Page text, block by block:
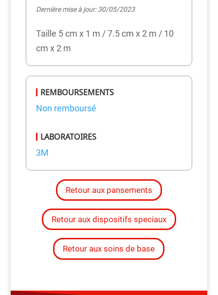
Dernière mise à jour: 30/05/2023
Taille 5 cm x 1 m / 7.5 cm x 2 m / 10
cm x 2 m
REMBOURSEMENTS
Non remboursé
LABORATOIRES
3M
Retour aux pansements
Retour aux dispositifs speciaux
Retour aux soins de base